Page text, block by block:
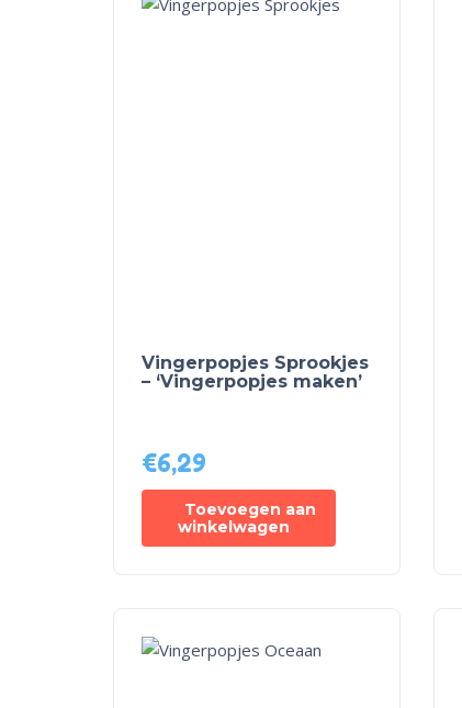
Vingerpopjes Sprookjes
– ‘Vingerpopjes maken’
€6,29
Toevoegen aan
winkelwagen